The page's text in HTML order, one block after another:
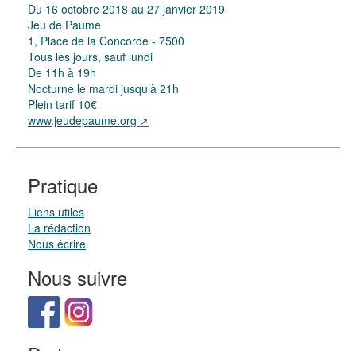
Du 16 octobre 2018 au 27 janvier 2019
Jeu de Paume
1, Place de la Concorde - 7500
Tous les jours, sauf lundi
De 11h à 19h
Nocturne le mardi jusqu’à 21h
Plein tarif 10€
www.jeudepaume.org
Pratique
Liens utiles
La rédaction
Nous écrire
Nous suivre